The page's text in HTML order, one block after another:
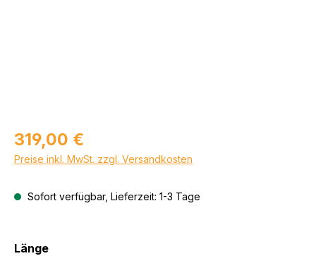
Regulärer Preis:
319,00 €
Preise inkl. MwSt. zzgl. Versandkosten
Sofort verfügbar, Lieferzeit: 1-3 Tage
Längeauswählen